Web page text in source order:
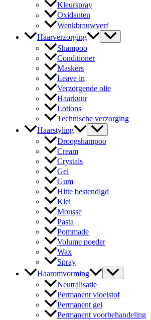
Kleurspray
Oxidanten
Wenkbrauwverf
Haarverzorging
Shampoo
Conditioner
Maskers
Leave in
Verzorgende olie
Haarkuur
Lotions
Technische verzorging
Haarstyling
Droogshampoo
Cream
Crystals
Gel
Gum
Hitte bestendigd
Klei
Mousse
Pasta
Pommade
Volume poeder
Wax
Spray
Haaromvorming
Neutralisatie
Permanent vloeistof
Permanent gel
Permanent voorbehandeling